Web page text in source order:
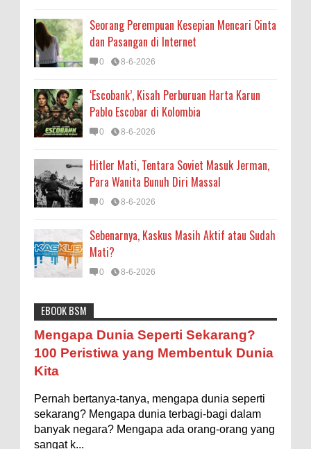
Seorang Perempuan Kesepian Mencari Cinta
dan Pasangan di Internet
0 8-6-2026
‘Escobank’, Kisah Perburuan Harta Karun
Pablo Escobar di Kolombia
0 8-6-2026
Hitler Mati, Tentara Soviet Masuk Jerman,
Para Wanita Bunuh Diri Massal
0 8-6-2026
Sebenarnya, Kaskus Masih Aktif atau Sudah
Mati?
0 8-6-2026
Astronomi Biologi Budaya Buku
Bumi
Entertainment
Fakta & Statistik Fauna
Filsafat
Flora
Internasional
Internet Iptek
Istilah Ilmiah
Makanan & Minuman
Misteri Mitologi
Nature
Mengapa Negara Miskin Tidak Mencetak
Uang yang Banyak saja biar Kaya?
Ilustrasi/istimewa Jawaban untuk pertanyaan itu
Ukuran 1 Kaki itu Berapa Meter?
Ilustrasi/ginersnow.com Di Inggris dan Amerika,
EBOOK BSM
Mengapa Dunia Seperti Sekarang?
100 Peristiwa yang Membentuk Dunia
Kita
Pernah bertanya-tanya, mengapa dunia seperti
sekarang? Mengapa dunia terbagi-bagi dalam
banyak negara? Mengapa ada orang-orang yang
sangat k...